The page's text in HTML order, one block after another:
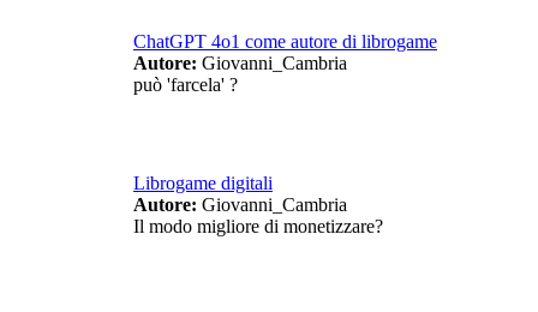
ChatGPT 4o1 come autore di librogame
Autore: Giovanni_Cambria
può 'farcela' ?
Librogame digitali
Autore: Giovanni_Cambria
Il modo migliore di monetizzare?